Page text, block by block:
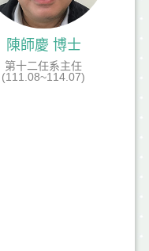
陳師慶 博士
第十二任系主任
(111.08~114.07)